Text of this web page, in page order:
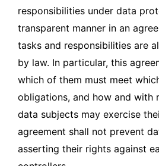
responsibilities under data
transparent manner in an
tasks and responsibilities are
by law. In particular, this
which of them must meet
obligations, and how and with
data subjects may exercise
agreement shall not prevent
asserting their rights against